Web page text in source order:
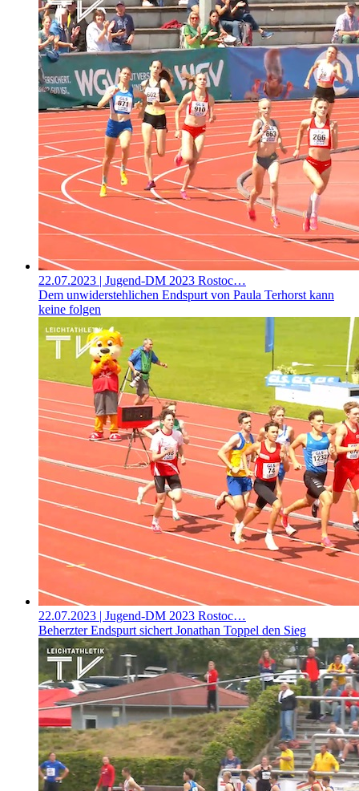
22.07.2023 | Jugend-DM 2023 Rostoc…
Dem unwiderstehlichen Endspurt von Paula Terhorst kann
keine folgen
22.07.2023 | Jugend-DM 2023 Rostoc…
Beherzter Endspurt sichert Jonathan Toppel den Sieg